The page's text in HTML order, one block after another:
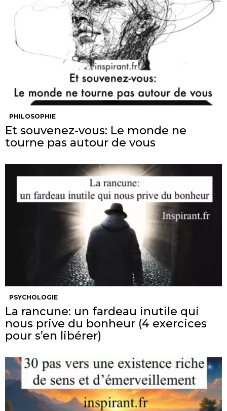
PHILOSOPHIE
Et souvenez-vous: Le monde ne
tourne pas autour de vous
PSYCHOLOGIE
La rancune: un fardeau inutile qui
nous prive du bonheur (4 exercices
pour s’en libérer)